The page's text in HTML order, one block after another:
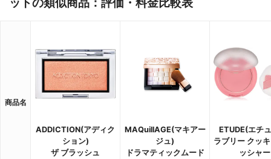
商品名
ADDICTION(アディク
ション)
ザ ブラッシュ
MAQuillAGE(マキアー
ジュ)
ドラマティックムード
ETUDE(エチ
ラブリー クッ
ッシャー